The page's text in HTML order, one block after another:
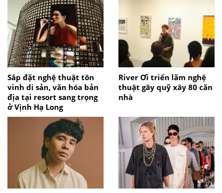
Sắp đặt nghệ thuật tôn
vinh di sản, văn hóa bản
địa tại resort sang trọng
ở Vịnh Hạ Long
River Ơi triển lãm nghệ
thuật gây quỹ xây 80 căn
nhà